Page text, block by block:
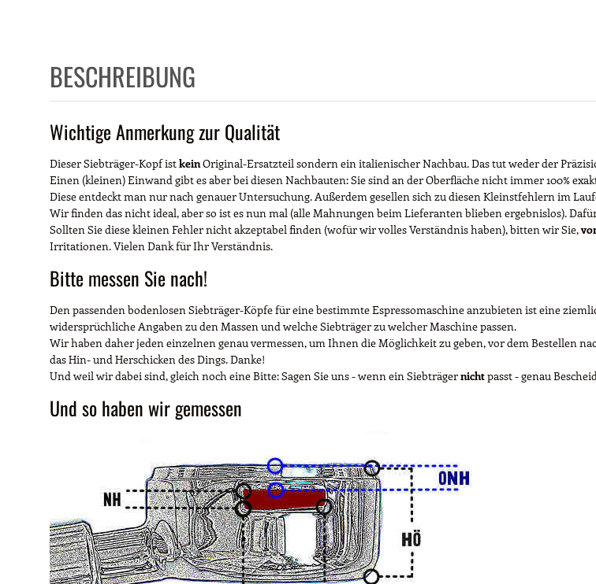
BESCHREIBUNG
Wichtige Anmerkung zur Qualität
Dieser Siebträger-Kopf istkeinOriginal-Ersatzteil sondern ein italienischer Nachbau. Das tut weder der
Einen (kleinen) Einwand gibt es aber bei diesen Nachbauten: Sie sind an der Oberfläche nicht immer 100%
Diese entdeckt man nur nach genauer Untersuchung. Außerdem gesellen sich zu diesen Kleinstfehlern im
Wir finden das nicht ideal, aber so ist es nun mal (alle Mahnungen beim Lieferanten blieben ergebnislos).
Sollten Sie diese kleinen Fehler nicht akzeptabel finden (wofür wir volles Verständnis haben), bitten wir Sie,
Irritationen. Vielen Dank für Ihr Verständnis.
Bitte messen Sie nach!
Den passenden bodenlosen Siebträger-Köpfe für eine bestimmte Espressomaschine anzubieten ist eine
widersprüchliche Angaben zu den Massen und welche Siebträger zu welcher Maschine passen.
Wir haben daher jeden einzelnen genau vermessen, um Ihnen die Möglichkeit zu geben, vor dem Bestellen
das Hin- und Herschicken des Dings. Danke!
Und weil wir dabei sind, gleich noch eine Bitte: Sagen Sie uns - wenn ein Siebträgernichtpasst - genau
Und so haben wir gemessen